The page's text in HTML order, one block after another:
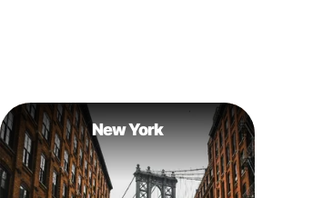
New York